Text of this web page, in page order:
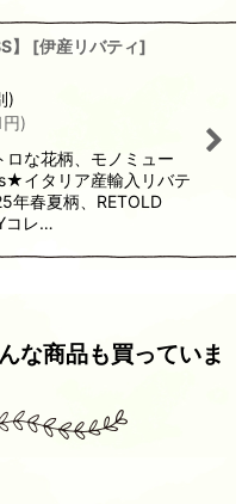
[伊産リバティ]
)
円)
な花柄、モノミュー
イタリア産輸入リバテ
年春夏柄、RETOLD
コレ…
な商品も買っていま